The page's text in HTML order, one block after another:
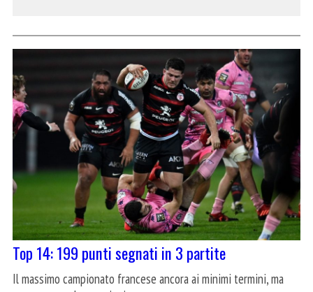
Top 14: 199 punti segnati in 3 partite
Il massimo campionato francese ancora ai minimi termini, ma